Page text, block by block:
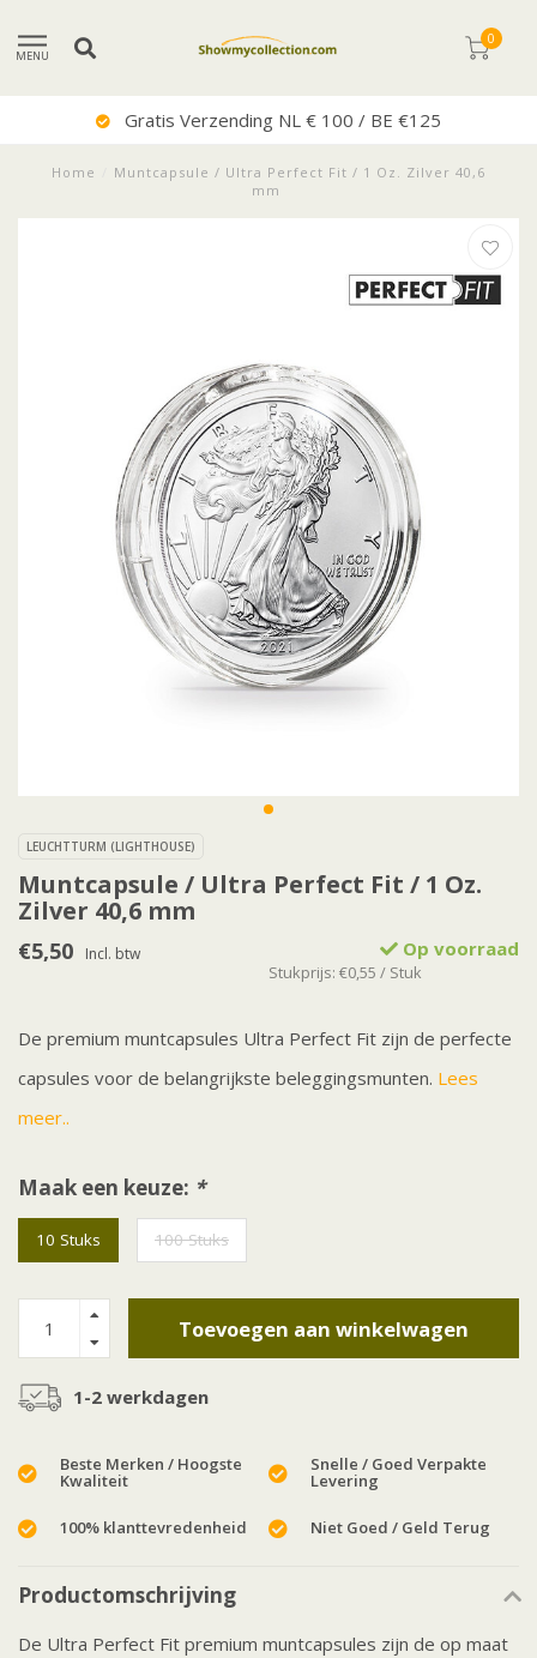
MENU
0
Gratis Verzending NL € 100 / BE €125
Home
Muntcapsule / Ultra Perfect Fit / 1 Oz. Zilver 40,6
mm
LEUCHTTURM (LIGHTHOUSE)
Muntcapsule / Ultra Perfect Fit / 1 Oz.
Zilver 40,6 mm
€5,50 Incl. btw Op voorraad
Stukprijs: €0,55 / Stuk
De premium muntcapsules Ultra Perfect Fit zijn de perfecte
capsules voor de belangrijkste beleggingsmunten. Lees
meer..
Maak een keuze: *
10 Stuks 100 Stuks
Toevoegen aan winkelwagen
1-2 werkdagen
Beste Merken / Hoogste
Kwaliteit
Snelle / Goed Verpakte
Levering
100% klanttevredenheid Niet Goed / Geld Terug
Productomschrijving
De Ultra Perfect Fit premium muntcapsules zijn de op maat